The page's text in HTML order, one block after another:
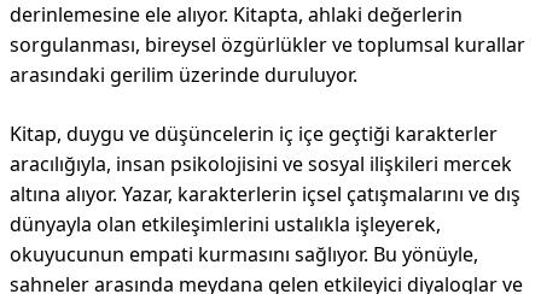
derinlemesine ele alıyor. Kitapta, ahlaki değerlerin
sorgulanması, bireysel özgürlükler ve toplumsal kurallar
arasındaki gerilim üzerinde duruluyor.
Kitap, duygu ve düşüncelerin iç içe geçtiği karakterler
aracılığıyla, insan psikolojisini ve sosyal ilişkileri mercek
altına alıyor. Yazar, karakterlerin içsel çatışmalarını ve dış
dünyayla olan etkileşimlerini ustalıkla işleyerek,
okuyucunun empati kurmasını sağlıyor. Bu yönüyle,
sahneler arasında meydana gelen etkileyici diyaloglar ve